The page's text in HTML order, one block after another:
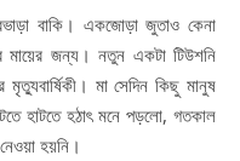
বাকি। একজোড়া জুতাও কেনা
মায়ের জন্য। নতুন একটা টিউশনি
মা সেদিন কিছু মানুষ
হাটতে হঠাৎ মনে পড়লো, গতকাল
হয়নি।